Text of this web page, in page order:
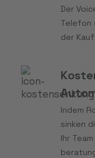
Der
Telefon
der
Indem
sinken
Ihr